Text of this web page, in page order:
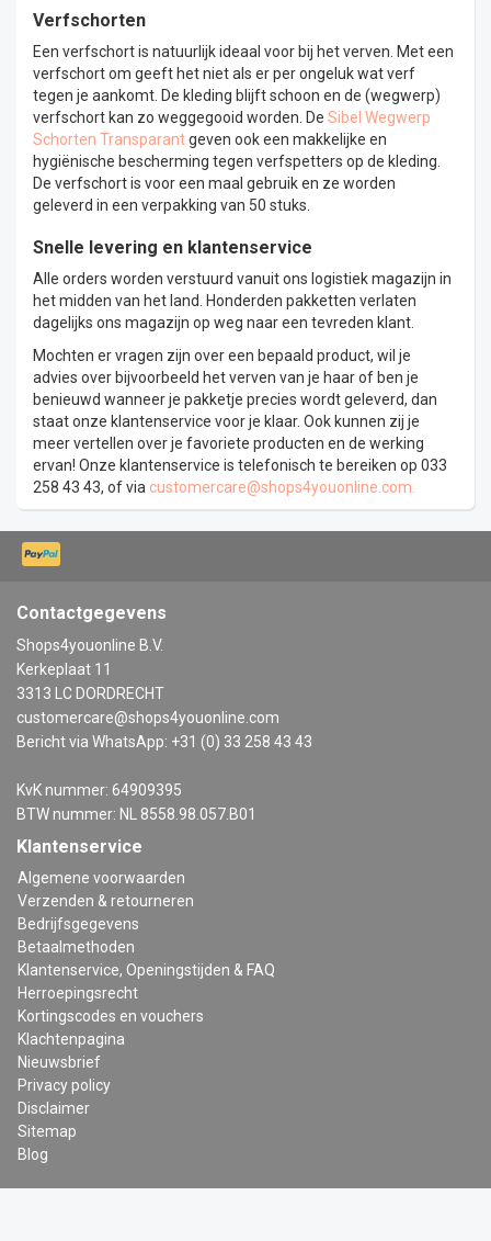
Verfschorten
Een verfschort is natuurlijk ideaal voor bij het verven. Met een
verfschort om geeft het niet als er per ongeluk wat verf
tegen je aankomt. De kleding blijft schoon en de (wegwerp)
verfschort kan zo weggegooid worden. De Sibel Wegwerp
Schorten Transparantgeven ook een makkelijke en
hygiënische bescherming tegen verfspetters op de kleding.
De verfschort is voor een maal gebruik en ze worden
geleverd in een verpakking van 50 stuks.
Snelle levering en klantenservice
Alle orders worden verstuurd vanuit ons logistiek magazijn in
het midden van het land. Honderden pakketten verlaten
dagelijks ons magazijn op weg naar een tevreden klant.
Mochten er vragen zijn over een bepaald product, wil je
advies over bijvoorbeeld het verven van je haar of ben je
benieuwd wanneer je pakketje precies wordt geleverd, dan
staat onze klantenservice voor je klaar. Ook kunnen zij je
meer vertellen over je favoriete producten en de werking
ervan! Onze klantenservice is telefonisch te bereiken op 033
258 43 43, of via customercare@shops4youonline.com
Contactgegevens
Shops4youonline B.V.
Kerkeplaat 11
3313 LC DORDRECHT
customercare@shops4youonline.com
Bericht via WhatsApp: +31 (0) 33 258 43 43
KvK nummer: 64909395
BTW nummer: NL 8558.98.057.B01
Klantenservice
Algemene voorwaarden
Verzenden & retourneren
Bedrijfsgegevens
Betaalmethoden
Klantenservice, Openingstijden & FAQ
Herroepingsrecht
Kortingscodes en vouchers
Klachtenpagina
Nieuwsbrief
Privacy policy
Disclaimer
Sitemap
Blog